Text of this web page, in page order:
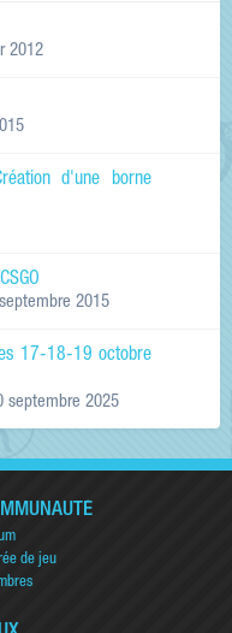
2012
d'une borne
2015
17-18-19 octobre
septembre 2025
de jeu